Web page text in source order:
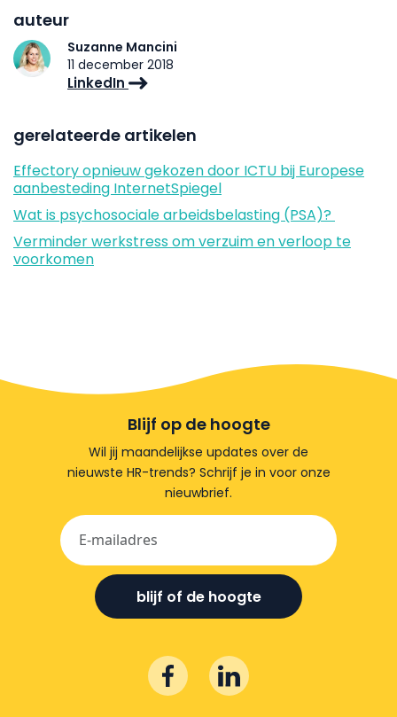
auteur
Suzanne Mancini
11 december 2018
LinkedIn
gerelateerde artikelen
Effectory opnieuw gekozen door ICTU bij Europese
aanbesteding InternetSpiegel
Wat is psychosociale arbeidsbelasting (PSA)?
Verminder werkstress om verzuim en verloop te
voorkomen
Blijf op de hoogte
Wil jij maandelijkse updates over de
nieuwste HR-trends? Schrijf je in voor onze
nieuwbrief.
blijf of de hoogte